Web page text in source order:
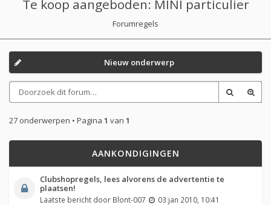
Te koop aangeboden: MINI particulier
Forumregels
Nieuw onderwerp
27 onderwerpen • Pagina 1 van 1
AANKONDIGINGEN
Clubshopregels, lees alvorens de advertentie te
plaatsen!
Laatste bericht door Blont-007 03 jan 2010, 10:41